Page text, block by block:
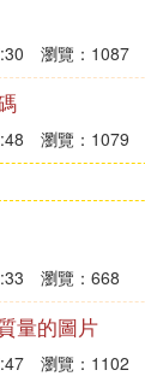
瀏覽：1087
瀏覽：1079
瀏覽：668
量的圖片
瀏覽：1102